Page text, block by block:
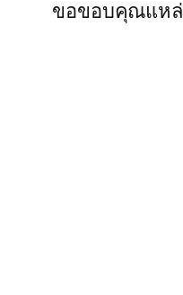
ขอขอบคุณแหล่